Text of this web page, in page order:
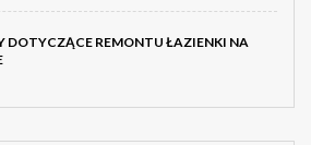
DOTYCZĄCE REMONTU ŁAZIENKI NA